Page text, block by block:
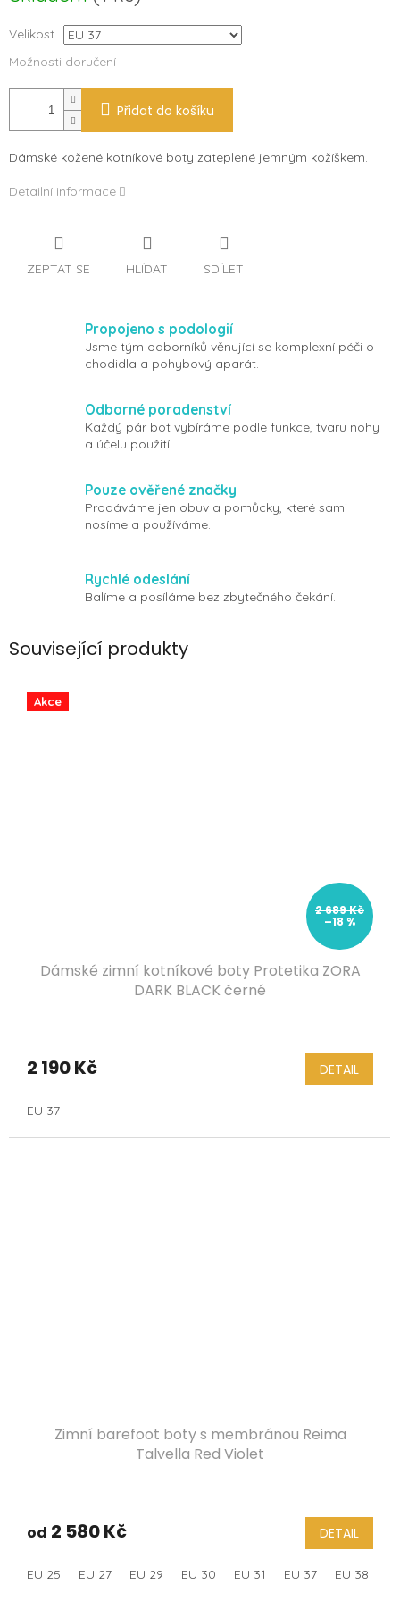
Velikost
Možnosti doručení
Přidat do košíku
Dámské kožené kotníkové boty zateplené jemným kožíškem.
Detailní informace
ZEPTAT SE HLÍDAT SDÍLET
Propojeno s podologií
Jsme tým odborníků věnující se komplexní péči o
chodidla a pohybový aparát.
Odborné poradenství
Každý pár bot vybíráme podle funkce, tvaru nohy
a účelu použití.
Pouze ověřené značky
Prodáváme jen obuv a pomůcky, které sami
nosíme a používáme.
Rychlé odeslání
Balíme a posíláme bez zbytečného čekání.
Související produkty
Akce
2 689 Kč
–18 %
Dámské zimní kotníkové boty Protetika ZORA
DARK BLACK černé
2 190 Kč DETAIL
EU 37
Zimní barefoot boty s membránou Reima
Talvella Red Violet
od 2 580 Kč DETAIL
EU 25 EU 27 EU 29 EU 30 EU 31 EU 37 EU 38